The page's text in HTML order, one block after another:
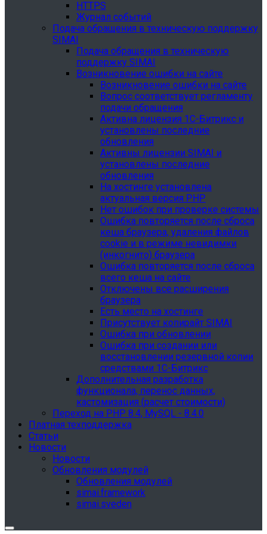
HTTPS
Журнал событий
Подача обращения в техническую поддержку
SIMAI
Подача обращения в техническую
поддержку SIMAI
Возникновение ошибки на сайте
Возникновение ошибки на сайте
Вопрос соответствует регламенту
подачи обращения
Активна лицензия 1С-Битрикс и
установлены последние
обновления
Активны лицензии SIMAI и
установлены последние
обновления
На хостинге установлена
актуальная версия PHP
Нет ошибок при проверке системы
Ошибка повторяется после сброса
кеша браузера, удаления файлов
cookie и в режиме невидимки
(инкогнито) браузера
Ошибка повторяется после сброса
всего кеша на сайте
Отключены все расширения
браузера
Есть место на хостинге
Присутствует копирайт SIMAI
Ошибка при обновлении
Ошибка при создании или
восстановлении резервной копии
средствами 1С-Битрикс
Дополнительная разработка
функционала, перенос данных,
кастомизация (расчет стоимости)
Переход на PHP 8.4, MySQL - 8.4.0
Платная техподдержка
Статьи
Новости
Новости
Обновления модулей
Обновления модулей
simai.framework
simai.sveden